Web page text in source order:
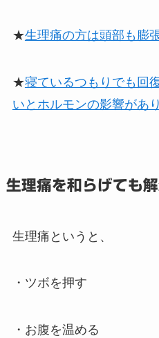
★生理痛の方は頭部も膨
★寝ているつもりでも回
いとホルモンの影響があ
生理痛を和らげても
生理痛というと、
・ツボを押す
・お腹を温める